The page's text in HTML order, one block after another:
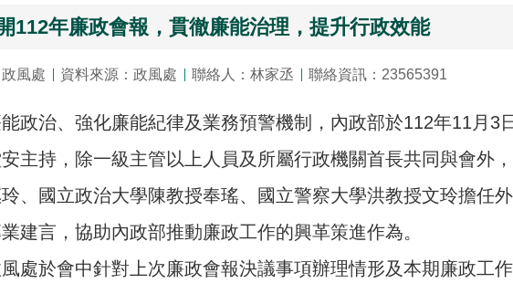
112年廉政會報，貫徹廉能治理，提升行政效能
風處 資料來源：政風處 聯絡人：林家丞 聯絡資訊：23565391
政治、強化廉能紀律及業務預警機制，內政部於112年11月3
主持，除一級主管以上人員及所屬行政機關首長共同與會外
、國立政治大學陳教授奉瑤、國立警察大學洪教授文玲擔任
建言，協助內政部推動廉政工作的興革策進作為。
處於會中針對上次廉政會報決議事項辦理情形及本期廉政工